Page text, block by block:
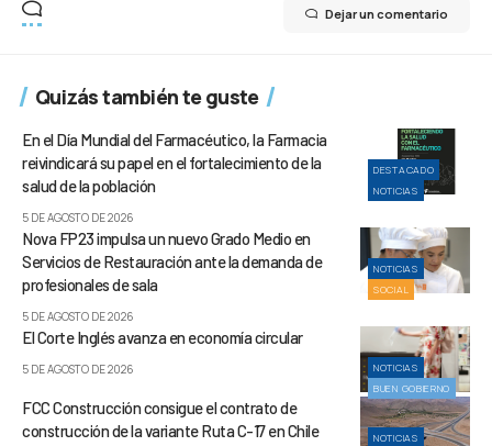
Dejar un comentario
Quizás también te guste
DESTACADO
NOTICIAS
En el Día Mundial del Farmacéutico, la Farmacia
reivindicará su papel en el fortalecimiento de la
salud de la población
5 DE AGOSTO DE 2026
NOTICIAS
SOCIAL
Nova FP23 impulsa un nuevo Grado Medio en
Servicios de Restauración ante la demanda de
profesionales de sala
5 DE AGOSTO DE 2026
NOTICIAS
BUEN GOBIERNO
El Corte Inglés avanza en economía circular
5 DE AGOSTO DE 2026
NOTICIAS
FCC Construcción consigue el contrato de
construcción de la variante Ruta C-17 en Chile